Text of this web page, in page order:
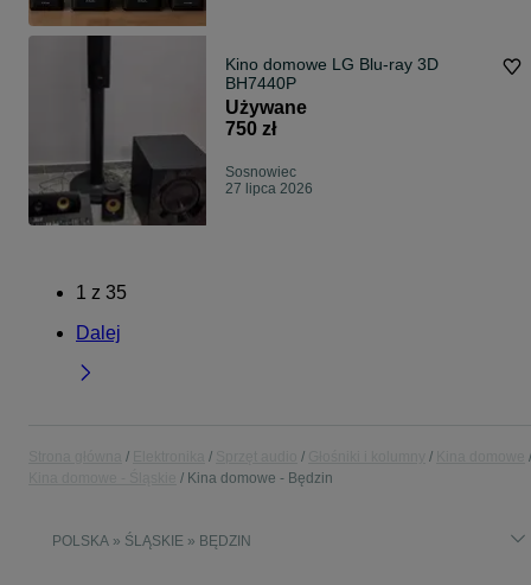
Kino domowe LG Blu-ray 3D
BH7440P
Używane
750 zł
Sosnowiec
27 lipca 2026
1 z 35
Dalej
Kina domowe - Będzin
POLSKA » ŚLĄSKIE » BĘDZIN